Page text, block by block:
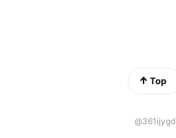
Top
@361ijygd